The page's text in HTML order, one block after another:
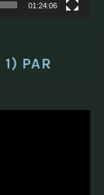
01:24:06
PAR